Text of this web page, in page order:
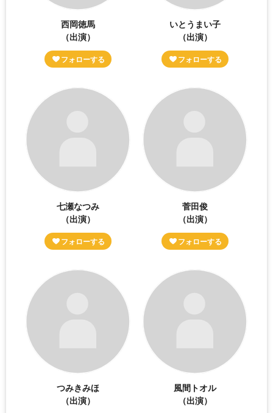
西岡徳馬
（出演）
いとうまい子
（出演）
七瀬なつみ
（出演）
菅田俊
（出演）
つみきみほ
（出演）
風間トオル
（出演）